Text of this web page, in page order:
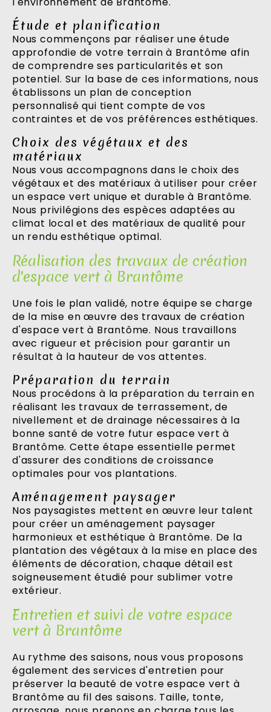
Étude et planification
Nous commençons par réaliser une étude
approfondie de votre terrain à Brantôme afin
de comprendre ses particularités et son
potentiel. Sur la base de ces informations, nous
établissons un plan de conception
personnalisé qui tient compte de vos
contraintes et de vos préférences esthétiques.
Choix des végétaux et des
matériaux
Nous vous accompagnons dans le choix des
végétaux et des matériaux à utiliser pour créer
un espace vert unique et durable à Brantôme.
Nous privilégions des espèces adaptées au
climat local et des matériaux de qualité pour
un rendu esthétique optimal.
Réalisation des travaux de création
d'espace vert à Brantôme
Une fois le plan validé, notre équipe se charge
de la mise en œuvre des travaux de création
d'espace vert à Brantôme. Nous travaillons
avec rigueur et précision pour garantir un
résultat à la hauteur de vos attentes.
Préparation du terrain
Nous procédons à la préparation du terrain en
réalisant les travaux de terrassement, de
nivellement et de drainage nécessaires à la
bonne santé de votre futur espace vert à
Brantôme. Cette étape essentielle permet
d'assurer des conditions de croissance
optimales pour vos plantations.
Aménagement paysager
Nos paysagistes mettent en œuvre leur talent
pour créer un aménagement paysager
harmonieux et esthétique à Brantôme. De la
plantation des végétaux à la mise en place des
éléments de décoration, chaque détail est
soigneusement étudié pour sublimer votre
extérieur.
Entretien et suivi de votre espace
vert à Brantôme
Au rythme des saisons, nous vous proposons
également des services d'entretien pour
préserver la beauté de votre espace vert à
Brantôme au fil des saisons. Taille, tonte,